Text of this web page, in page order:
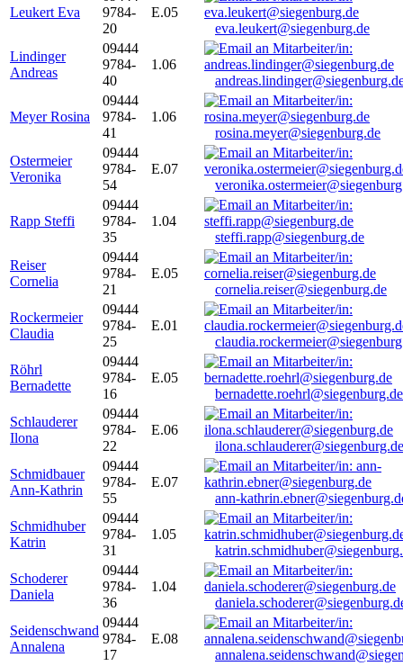
Leukert Eva
9784-
20
E.05
eva.leukert@siegenburg.de
Lindinger
Andreas
09444
9784-
40
1.06
Meyer Rosina
09444
9784-
41
1.06
rosina.meyer@siegenburg.de
Ostermeier
Veronika
09444
9784-
54
E.07
Rapp Steffi
09444
9784-
35
1.04
steffi.rapp@siegenburg.de
Reiser
Cornelia
09444
9784-
21
E.05
cornelia.reiser@siegenburg.de
Rockermeier
Claudia
09444
9784-
25
E.01
Röhrl
Bernadette
09444
9784-
16
E.05
bernadette.roehrl@siegenburg.de
Schlauderer
Ilona
09444
9784-
22
E.06
ilona.schlauderer@siegenburg.de
Schmidbauer
Ann-Kathrin
09444
9784-
55
E.07
ann-
Schmidhuber
Katrin
09444
9784-
31
1.05
Schoderer
Daniela
09444
9784-
36
1.04
Seidenschwand
Annalena
09444
9784-
17
E.08